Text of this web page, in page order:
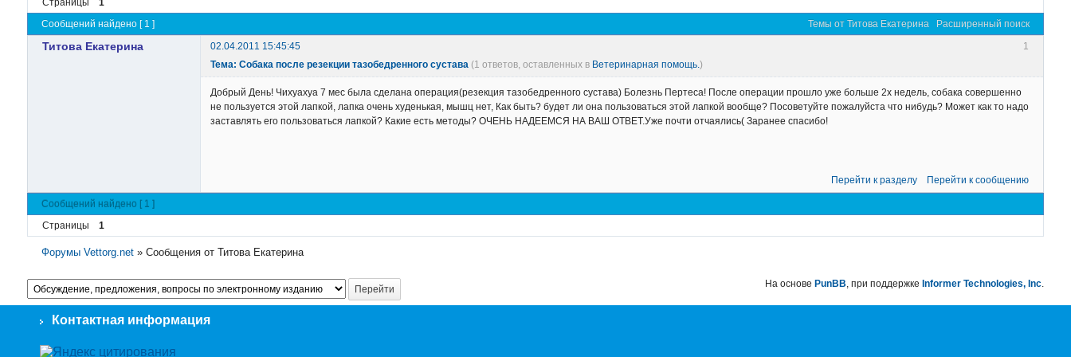
Темы от Титова Екатерина
Расширенный поиск
Сообщений найдено [ 1 ]
1
Титова Екатерина
02.04.2011 15:45:45
Тема: Собака после резекции тазобедренного сустава (1 ответов, оставленных в Ветеринарная помощь. )
Добрый День! Чихуахуа 7 мес была сделана операция(резекция тазобедренного сустава) Болезнь Пертеса! После операции прошло уже больше 2х недель, собака совершенно
не пользуется этой лапкой, лапка очень худенькая, мышц нет, Как быть? будет ли она пользоваться этой лапкой вообще? Посоветуйте пожалуйста что нибудь? Может как то надо
заставлять его пользоваться лапкой? Какие есть методы? ОЧЕНЬ НАДЕЕМСЯ НА ВАШ ОТВЕТ.Уже почти отчаялись( Заранее спасибо!
Перейти к разделу Перейти к сообщению
Сообщений найдено [ 1 ]
Страницы
1
Форумы Vettorg.net »Сообщения от Титова Екатерина
На основе PunBB, при поддержке Informer Technologies, Inc.
Контактная информация